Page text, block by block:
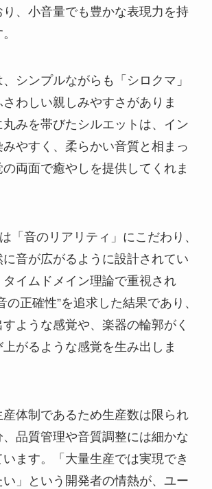
、小音量でも豊かな表現力を持
シンプルながらも「シロクマ」
わしい親しみやすさがありま
みを帯びたシルエットは、イン
やすく、柔らかい音質と相まっ
両面で癒やしを提供してくれま
「音のリアリティ」にこだわり、
音が広がるように設計されてい
タイムドメイン理論で重視され
の正確性”を追求した結果であり、
ような感覚や、楽器の輪郭がく
がるような感覚を生み出しま
体制であるため生産数は限られ
、品質管理や音質調整には細かな
ます。「大量生産では実現でき
」という開発者の情熱が、ユー